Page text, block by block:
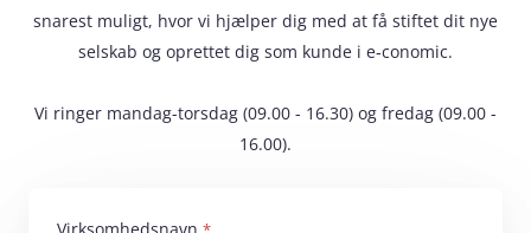
snarest muligt, hvor vi hjælper dig med at få stiftet dit nye
selskab og oprettet dig som kunde i e‑conomic.
Vi ringer mandag-torsdag (09.00 - 16.30) og fredag (09.00 -
16.00).